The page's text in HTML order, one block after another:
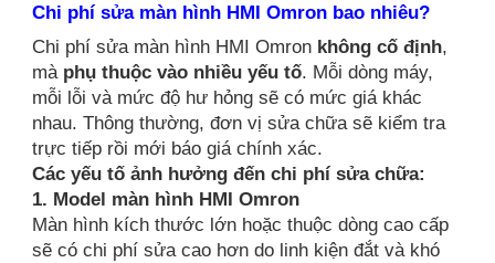
Chi phí sửa màn hình HMI Omron bao nhiêu?
Chi phí sửa màn hình HMI Omron không cố định,
mà phụ thuộc vào nhiều yếu tố. Mỗi dòng máy,
mỗi lỗi và mức độ hư hỏng sẽ có mức giá khác
nhau. Thông thường, đơn vị sửa chữa sẽ kiểm tra
trực tiếp rồi mới báo giá chính xác.
Các yếu tố ảnh hưởng đến chi phí sửa chữa:
1. Model màn hình HMI Omron
Màn hình kích thước lớn hoặc thuộc dòng cao cấp
sẽ có chi phí sửa cao hơn do linh kiện đắt và khó